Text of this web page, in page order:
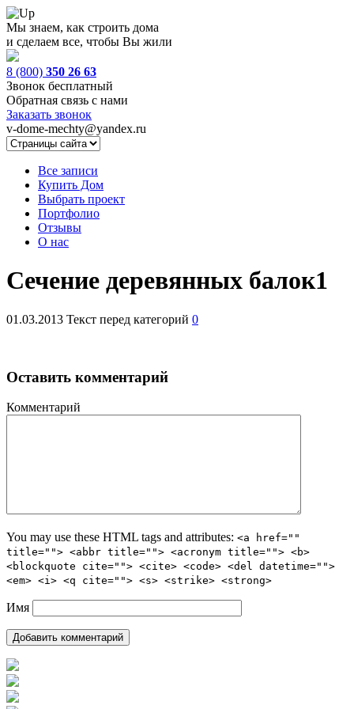
Мы знаем, как строить дома
и сделаем все, чтобы Вы жили
8 (800) 350 26 63
Звонок бесплатный
Обратная связь с нами
Заказать звонок
v-dome-mechty@yandex.ru
Все записи
Купить Дом
Выбрать проект
Портфолио
Отзывы
О нас
Сечение деревянных балок1
01.03.2013 Текст перед категорий 0
Оставить комментарий
Комментарий
You may use these HTML tags and attributes: <a href=""
title=""> <abbr title=""> <acronym title=""> <b>
<blockquote cite=""> <cite> <code> <del datetime="">
<em> <i> <q cite=""> <s> <strike> <strong>
Имя